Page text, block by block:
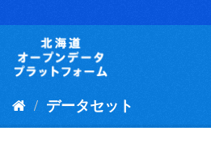
キ
データセット